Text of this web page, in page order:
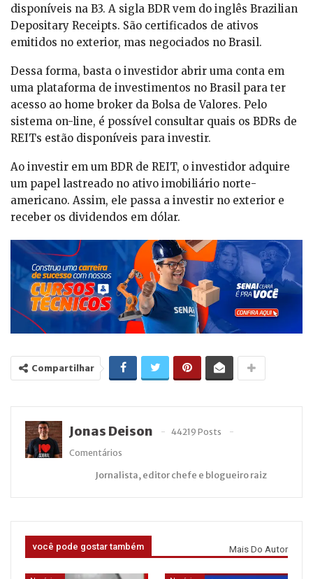
disponíveis na B3. A sigla BDR vem do inglês Brazilian
Depositary Receipts. São certificados de ativos
emitidos no exterior, mas negociados no Brasil.
Dessa forma, basta o investidor abrir uma conta em
uma plataforma de investimentos no Brasil para ter
acesso ao home broker da Bolsa de Valores. Pelo
sistema on-line, é possível consultar quais os BDRs de
REITs estão disponíveis para investir.
Ao investir em um BDR de REIT, o investidor adquire
um papel lastreado no ativo imobiliário norte-
americano. Assim, ele passa a investir no exterior e
receber os dividendos em dólar.
Compartilhar
Jonas Deison
44219 Posts
Comentários
Jornalista, editor chefe e blogueiro raiz
você pode gostar também Mais Do Autor